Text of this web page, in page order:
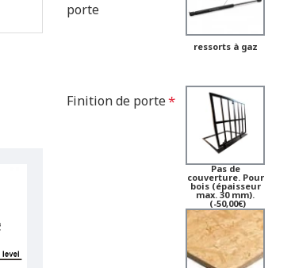
porte
ressorts à gaz
Finition de porte
Pas de
couverture. Pour
bois (épaisseur
max. 30 mm).
(-50,00€)